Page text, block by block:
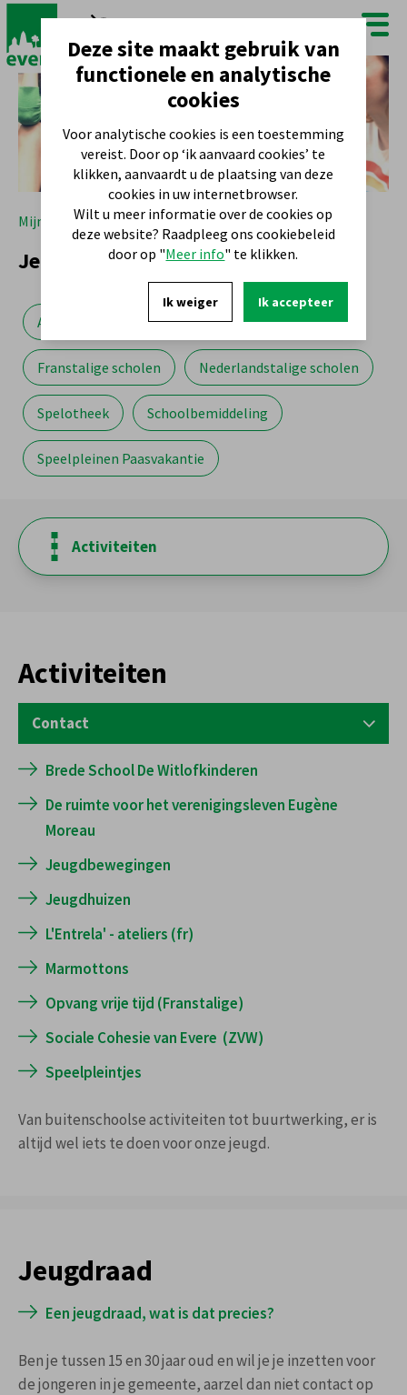
Mijn gemeente Jeugd
Jeugd
Activiteiten Jeugdraad Kinderopvang
Franstalige scholen Nederlandstalige scholen
Spelotheek Schoolbemiddeling
Speelpleinen Paasvakantie
Activiteiten
Activiteiten
Contact
JEUGD
Tel:022476333
Brede School De Witlofkinderen
De ruimte voor het verenigingsleven Eugène
Moreau
Jeugdbewegingen
Jeugdhuizen
L'Entrela' - ateliers (fr)
Marmottons
Opvang vrije tijd (Franstalige)
Sociale Cohesie van Evere (ZVW)
Speelpleintjes
Van buitenschoolse activiteiten tot buurtwerking, er is
altijd wel iets te doen voor onze jeugd.
Jeugdraad
Een jeugdraad, wat is dat precies?
Ben je tussen 15 en 30 jaar oud en wil je je inzetten voor
de jongeren in je gemeente, aarzel dan niet contact op
Deze site maakt gebruik van
functionele en analytische
cookies
Voor analytische cookies is een toestemming
vereist. Door op ‘ik aanvaard cookies’ te
klikken, aanvaardt u de plaatsing van deze
cookies in uw internetbrowser.
Wilt u meer informatie over de cookies op
deze website? Raadpleeg ons cookiebeleid
door op "Meer info" te klikken.
Ik weiger Ik accepteer